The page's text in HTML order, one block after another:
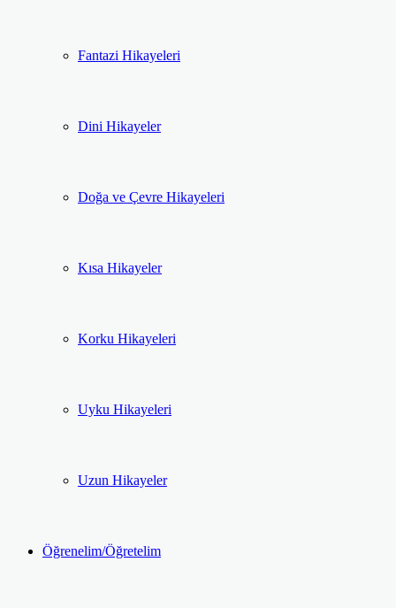
Fantazi Hikayeleri
Dini Hikayeler
Doğa ve Çevre Hikayeleri
Kısa Hikayeler
Korku Hikayeleri
Uyku Hikayeleri
Uzun Hikayeler
Öğrenelim/Öğretelim